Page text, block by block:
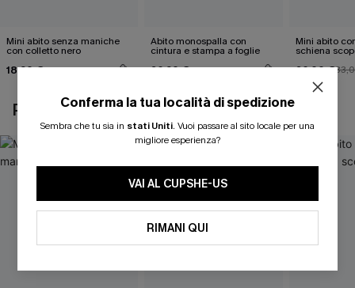
Mini abito senza maniche
con colletto nero
18,90 €
Abito monospalla con
cintura e stampa a foglie
26,90 €
Mini abito
schiena
26,00 €
POTREBBE INTERESSARTI ANCHE
Conferma la tua località di spedizione
Sembra che tu sia in stati Uniti. Vuoi passare al sito locale per una
migliore esperienza?
VAI AL CUPSHE-US
RIMANI QUI